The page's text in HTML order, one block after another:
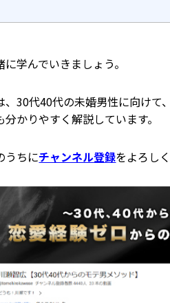
学んでいきましょう。
30代40代の未婚男性に向けて
かりやすく解説しています。
うちにチャンネル登録をよろし